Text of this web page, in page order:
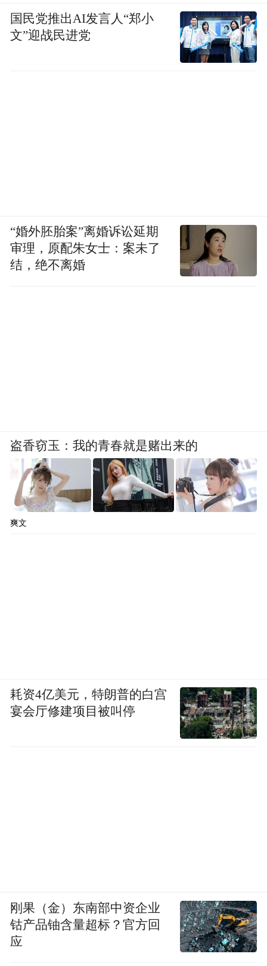
国民党推出AI发言人“郑小
文”迎战民进党
“婚外胚胎案”离婚诉讼延期
审理，原配朱女士：案未了
结，绝不离婚
盗香窃玉：我的青春就是赌出来的
爽文
耗资4亿美元，特朗普的白宫
宴会厅修建项目被叫停
刚果（金）东南部中资企业
钴产品铀含量超标？官方回
应